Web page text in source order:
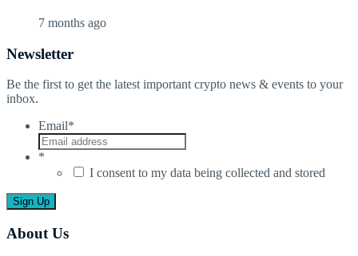
7 months ago
Newsletter
Be the first to get the latest important crypto news & events to your
inbox.
Email*
*
I consent to my data being collected and stored
About Us